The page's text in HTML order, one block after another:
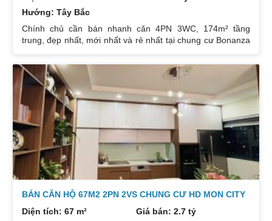
Hướng: Tây Bắc
Chính chủ cần bán nhanh căn 4PN 3WC, 174m² tầng
trung, đẹp nhất, mới nhất và rẻ nhất tại chung cư Bonanza
nên cần bán lại để đầu tư cái khác, cụ thể như sau:
Hướng: TB, ban công Đông Nam. Thiết kế: 4 ngủ 3WC DT:
174m². Nội thất đẹp thiết kế sang trọng trẻ trung. Phòng
khách, bếp, thiết bị vệ sinh tất cả đều mới và sử dụng tốt.
Nhà đã có sổ pháp
BÁN CĂN HỘ 67M2 2PN 2VS CHUNG CƯ HD MON CITY
Diện tích: 67 m²
Giá bán: 2.7 tỷ